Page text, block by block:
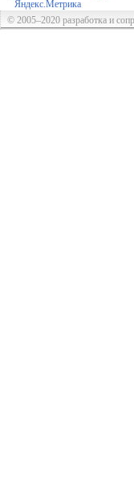
© 2005–2020 разработка и